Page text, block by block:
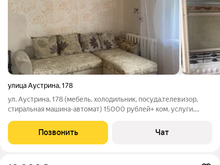
улица Аустрина,178
ул. Аустрина, 178 (мебель, холодильник, посуда,телевизор,
стиральная машина-автомат) 15000 рублей+ ком. услуги.
Позвонить Чат